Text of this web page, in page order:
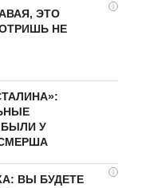
i
ЭТО
НЕ
У
i
ВЫ БУДЕТЕ